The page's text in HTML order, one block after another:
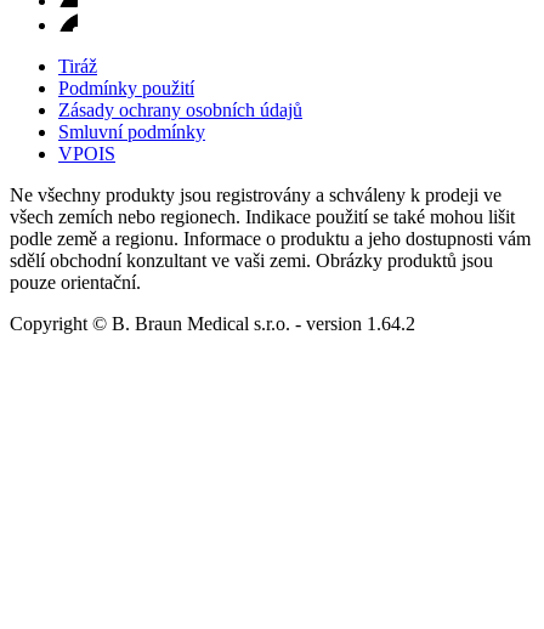
Tiráž
Podmínky použití
Zásady ochrany osobních údajů
Smluvní podmínky
VPOIS
Ne všechny produkty jsou registrovány a schváleny k prodeji ve
všech zemích nebo regionech. Indikace použití se také mohou lišit
podle země a regionu. Informace o produktu a jeho dostupnosti vám
sdělí obchodní konzultant ve vaši zemi. Obrázky produktů jsou
pouze orientační.
Copyright © B. Braun Medical s.r.o. - version 1.64.2